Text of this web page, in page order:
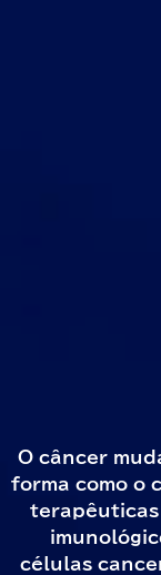
O câncer
forma como o
células